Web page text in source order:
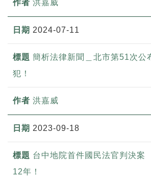
洪嘉威
2024-07-11
簡析法律新聞＿北市第51次公
犯！
洪嘉威
2023-09-18
台中地院首件國民法官判決案
12年！